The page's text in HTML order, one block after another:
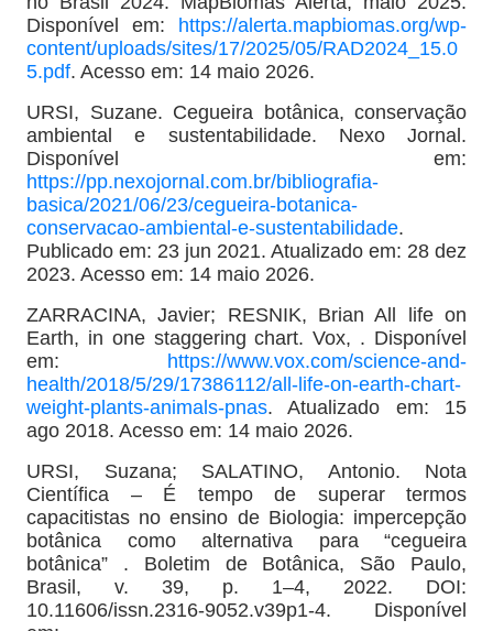
Disponível em: https://alerta.mapbiomas.org/wp-
content/uploads/sites/17/2025/05/RAD2024_15.0
5.pdf. Acesso em: 14 maio 2026.
URSI, Suzane. Cegueira botânica, conservação
ambiental e sustentabilidade. Nexo Jornal.
Disponível em:
https://pp.nexojornal.com.br/bibliografia-
basica/2021/06/23/cegueira-botanica-
conservacao-ambiental-e-sustentabilidade.
Publicado em: 23 jun 2021. Atualizado em: 28 dez
2023. Acesso em: 14 maio 2026.
ZARRACINA, Javier; RESNIK, Brian All life on
Earth, in one staggering chart. Vox, . Disponível
em: https://www.vox.com/science-and-
health/2018/5/29/17386112/all-life-on-earth-chart-
weight-plants-animals-pnas. Atualizado em: 15
ago 2018. Acesso em: 14 maio 2026.
URSI, Suzana; SALATINO, Antonio. Nota
Científica – É tempo de superar termos
capacitistas no ensino de Biologia: impercepção
botânica como alternativa para “cegueira
botânica” . Boletim de Botânica, São Paulo,
Brasil, v. 39, p. 1–4, 2022. DOI:
10.11606/issn.2316-9052.v39p1-4. Disponível